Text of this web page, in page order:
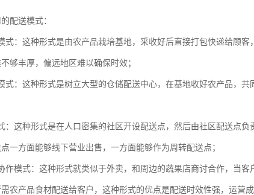
配送模式：
式：这种形式是由农产品栽培基地，采收好后直接打包快递给顾
够丰厚，偏远地区难以确保时效；
式：这种形式是树立大型的仓储配送中心，在基地收好农产品，
：这种形式是在人口密集的社区开设配送点，然后由社区配送点
一方面能够线下营业出售，一方面能够作为周转配送点；
作模式：这种形式就类似于外卖，和周边的蔬果店商讨合作，当
农产品食材配送给客户，这种形式的优点是配送时效性强，运营成